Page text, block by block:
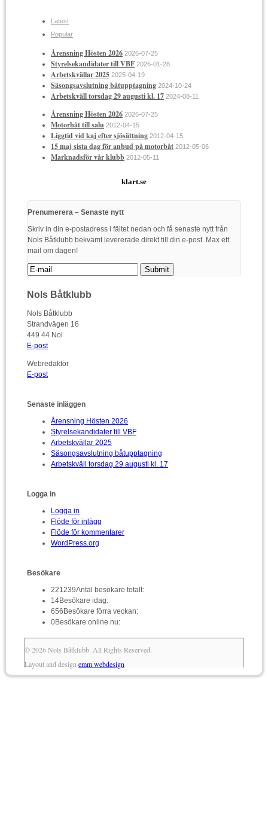
Latest
Popular
Årensning Hösten 2026 2026-07-25
Styrelsekandidater till VBF 2026-01-28
Arbetskvällar 2025 2025-04-19
Säsongsavslutning båtupptagning 2024-10-24
Arbetskväll torsdag 29 augusti kl. 17 2024-08-11
Årensning Hösten 2026 2026-07-25
Motorbåt till salu 2012-04-15
Liggtid vid kaj efter sjösättning 2012-04-15
15 maj sista dag för anbud på motorbåt 2012-05-06
Marknadsför vår klubb 2012-05-11
klart.se
Prenumerera – Senaste nytt
Skriv in din e-postadress i fältet nedan och få senaste nytt från
Nols Båtklubb bekvämt levererade direkt till din e-post. Max ett
mail om dagen!
Nols Båtklubb
Nols Båtklubb
Strandvägen 16
449 44 Nol
E-post
Webredaktör
E-post
Senaste inläggen
Årensning Hösten 2026
Styrelsekandidater till VBF
Arbetskvällar 2025
Säsongsavslutning båtupptagning
Arbetskväll torsdag 29 augusti kl. 17
Logga in
Logga in
Flöde för inlägg
Flöde för kommentarer
WordPress.org
Besökare
221239Antal besökare totalt:
14Besökare idag:
656 Besökare förra veckan:
0Besökare online nu:
© 2026 Nols Båtklubb. All Rights Reserved.
Layout and designemm webdesign